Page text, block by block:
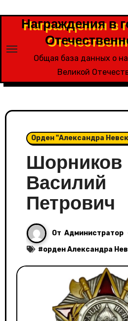
содержимому
Награждения в
Общая база данных о
Великой
Орден "Александра
Шорников
Василий
Петрович
От Администратор
#орден Александра